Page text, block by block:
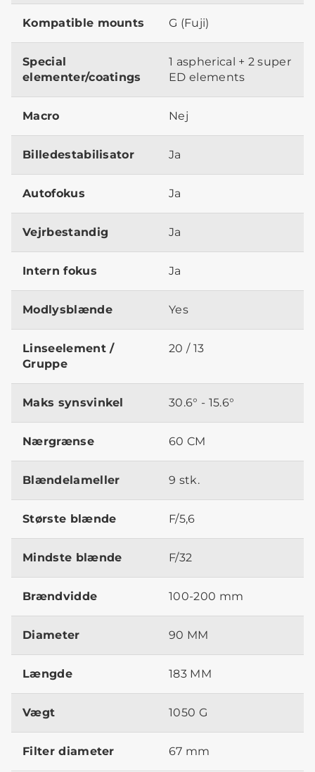
Kompatible mounts G (Fuji)
Special
elementer/coatings
1 aspherical + 2 super
ED elements
Macro Nej
Billedestabilisator Ja
Autofokus Ja
Vejrbestandig Ja
Intern fokus Ja
Modlysblænde Yes
Linseelement /
Gruppe
20 / 13
Maks synsvinkel 30.6° - 15.6°
Nærgrænse 60 CM
Blændelameller 9 stk.
Største blænde F/5,6
Mindste blænde F/32
Brændvidde 100-200 mm
Diameter 90 MM
Længde 183 MM
Vægt 1050 G
Filter diameter 67 mm